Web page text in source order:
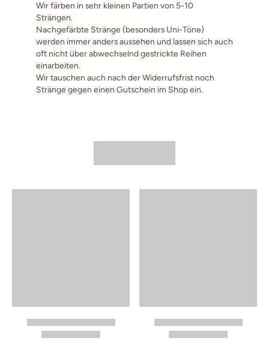
Wir färben in sehr kleinen Partien von 5-10
Strängen.
Nachgefärbte Stränge (besonders Uni-Töne)
werden immer anders aussehen und lassen sich auch
oft nicht über abwechselnd gestrickte Reihen
einarbeiten.
Wir tauschen auch nach der Widerrufsfrist noch
Stränge gegen einen Gutschein im Shop ein.